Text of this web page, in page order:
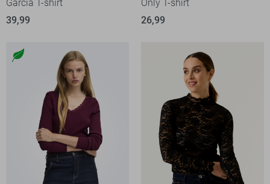
Garcia T-shirt
39,99
Only T-shirt
26,99